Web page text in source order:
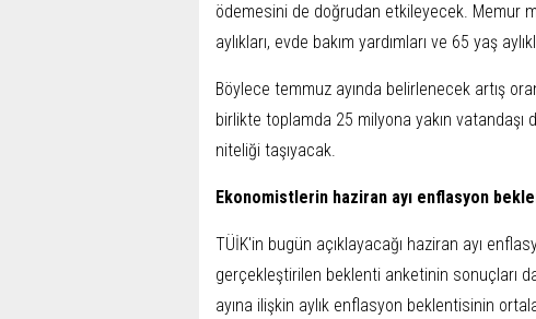
ödemesini de doğrudan etkileyecek. Memur
aylıkları, evde bakım yardımları ve 65 yaş
Böylece temmuz ayında belirlenecek artış
birlikte toplamda 25 milyona yakın
niteliği taşıyacak.
Ekonomistlerin haziran ayı enflasyon
TÜİK'in bugün açıklayacağı haziran ayı
gerçekleştirilen beklenti anketinin sonuçları
ayına ilişkin aylık enflasyon beklentisinin